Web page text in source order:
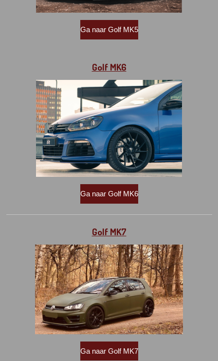
Ga naar Golf MK5
Golf MK6
Ga naar Golf MK6
Golf MK7
Ga naar Golf MK7